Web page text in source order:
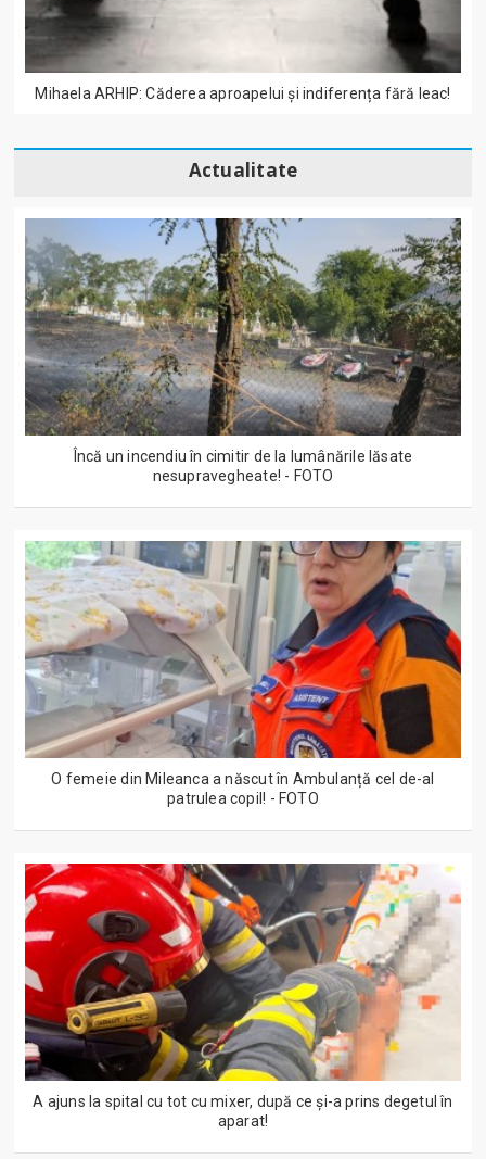
Mihaela ARHIP: Căderea aproapelui și indiferența fără leac!
Actualitate
Încă un incendiu în cimitir de la lumânările lăsate
nesupravegheate! - FOTO
O femeie din Mileanca a născut în Ambulanță cel de-al
patrulea copil! - FOTO
A ajuns la spital cu tot cu mixer, după ce și-a prins degetul în
aparat!